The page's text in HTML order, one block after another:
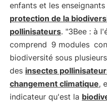
enfants et les
protection de la
pollinisateurs. "3Bee : à
comprend 9 modules
biodiversité sous
des insectes
changement climatique,
indicateur qu'est la